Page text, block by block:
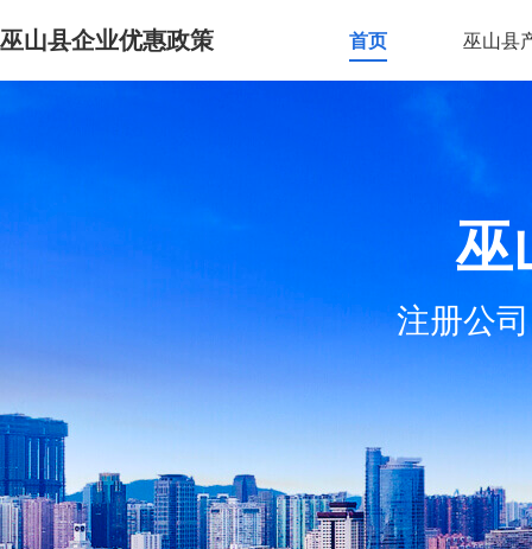
巫山县企业优惠政策 首页 巫山县
巫
注册公